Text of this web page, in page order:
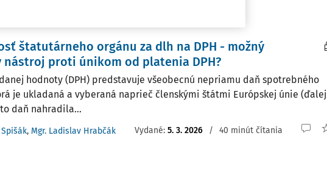
štatutárneho orgánu za dlh na DPH - možný
nástroj proti únikom od platenia DPH?
hodnoty (DPH) predstavuje všeobecnú nepriamu daň spotrebného
je ukladaná a vyberaná naprieč členskými štátmi Európskej únie (ďalej
daň nahradila...
Spišák, Mgr. Ladislav Hrabčák Vydané: 5. 3. 2026 / 40 minút čítania